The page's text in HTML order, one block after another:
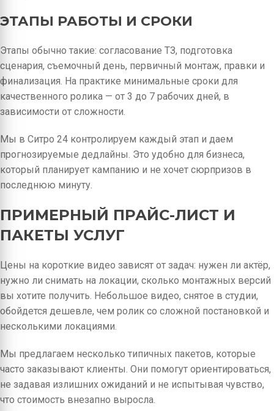
ЭТАПЫ РАБОТЫ И СРОКИ
Этапы обычно такие: согласование ТЗ, подготовка
сценария, съемочный день, первичный монтаж, правки и
финализация. На практике минимальные сроки для
качественного ролика — от 3 до 7 рабочих дней, в
зависимости от сложности.
Мы в Ситро 24 контролируем каждый этап и даем
прогнозируемые дедлайны. Это удобно для бизнеса,
который планирует кампанию и не хочет сюрпризов в
последнюю минуту.
ПРИМЕРНЫЙ ПРАЙС-ЛИСТ И
ПАКЕТЫ УСЛУГ
Цены на короткие видео зависят от задач: нужен ли актёр,
нужно ли снимать на локации, сколько монтажных версий
вы хотите получить. Небольшое видео, снятое в студии,
обойдется дешевле, чем ролик со сложной постановкой и
несколькими локациями.
Мы предлагаем несколько типичных пакетов, которые
часто заказывают клиенты. Они помогут ориентироваться,
не задавая излишних ожиданий и не испытывая чувство,
что стоимость внезапно выросла.